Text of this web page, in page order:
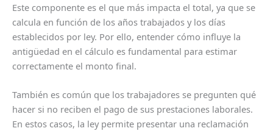
Este componente es el que más impacta el total, ya que se
calcula en función de los años trabajados y los días
establecidos por ley. Por ello, entender cómo influye la
antigüedad en el cálculo es fundamental para estimar
correctamente el monto final.
También es común que los trabajadores se pregunten qué
hacer si no reciben el pago de sus prestaciones laborales.
En estos casos, la ley permite presentar una reclamación